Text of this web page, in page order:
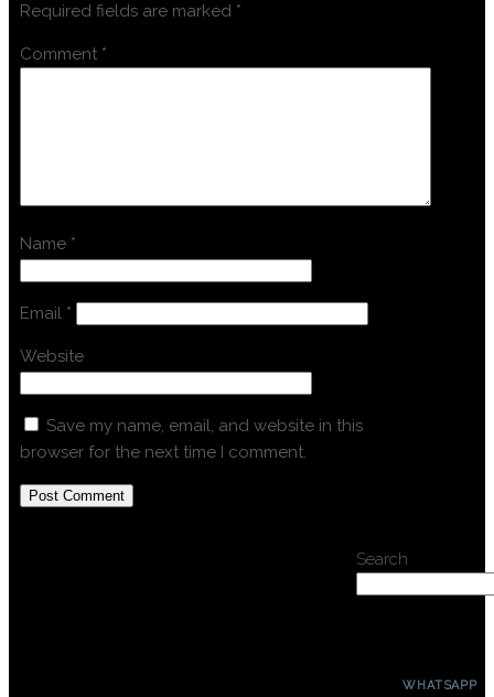
Required fields are marked *
Comment *
Name *
Email *
Website
Save my name, email, and website in this
browser for the next time I comment.
Search
WHATSAPP